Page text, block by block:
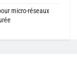
micro-réseaux